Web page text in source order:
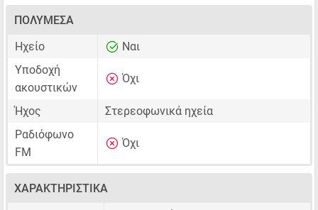
ΠΟΛΥΜΈΣΑ
Ηχείο
Ναι
Υποδοχή
ακουστικών
Όχι
Ήχος
Στερεοφωνικά ηχεία
Ραδιόφωνο
FM
Όχι
ΧΑΡΑΚΤΗΡΙΣΤΙΚΆ